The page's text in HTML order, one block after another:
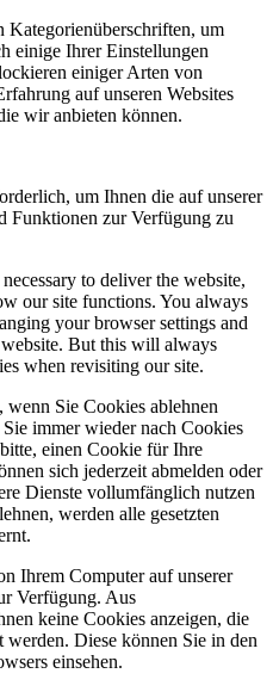
Kategorienüberschriften, um
einige Ihrer Einstellungen
einiger Arten von
auf unseren Websites
wir anbieten können.
um Ihnen die auf unserer
Funktionen zur Verfügung zu
to deliver the website,
our site functions. You always
your browser settings and
But this will always
when revisiting our site.
Sie Cookies ablehnen
immer wieder nach Cookies
einen Cookie für Ihre
sich jederzeit abmelden oder
Dienste vollumfänglich nutzen
werden alle gesetzten
Ihrem Computer auf unserer
Verfügung. Aus
keine Cookies anzeigen, die
werden. Diese können Sie in den
einsehen.